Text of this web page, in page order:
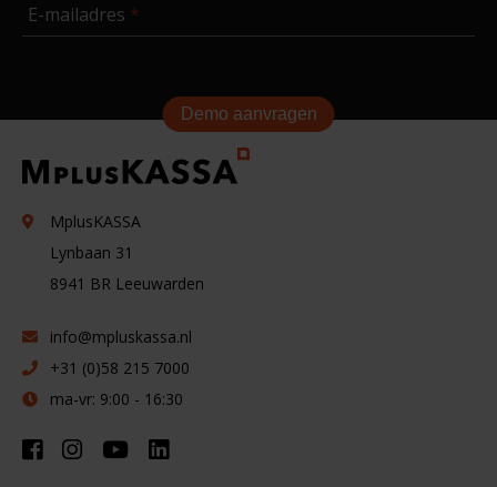
E-mailadres
Demo aanvragen
MplusKASSA
Lynbaan 31
8941 BR Leeuwarden
info@mpluskassa.nl
+31 (0)58 215 7000
ma-vr: 9:00 - 16:30